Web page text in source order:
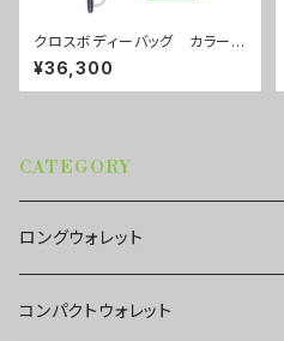
クロスボディーバッグ カラー/
ブレインズネイビー ■配送ま
で約１か月
¥36,300
CATEGORY
ロングウォレット
コンパクトウォレット